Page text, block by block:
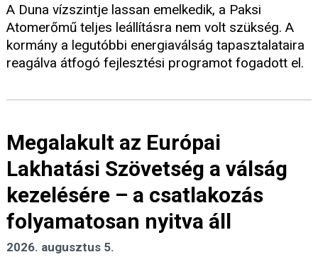
A Duna vízszintje lassan emelkedik, a Paksi
Atomerőmű teljes leállításra nem volt szükség. A
kormány a legutóbbi energiaválság tapasztalataira
reagálva átfogó fejlesztési programot fogadott el.
Megalakult az Európai
Lakhatási Szövetség a válság
kezelésére – a csatlakozás
folyamatosan nyitva áll
2026. augusztus 5.